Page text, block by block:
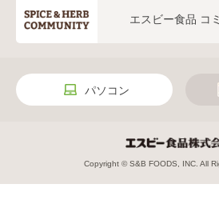
エスビー食品 コ
パソコン
Copyright © S&B FOODS, INC. All